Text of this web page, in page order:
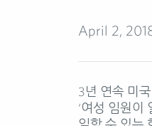
April 2,
3년 연속 미
‘여성 임원이